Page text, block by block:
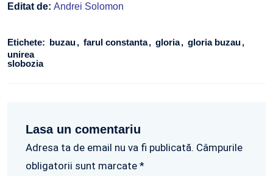
Editat de: Andrei Solomon
Etichete: buzau farul constanta gloria gloria buzau
unirea
slobozia
Lasa un comentariu
Adresa ta de email nu va fi publicată. Câmpurile
obligatorii sunt marcate *